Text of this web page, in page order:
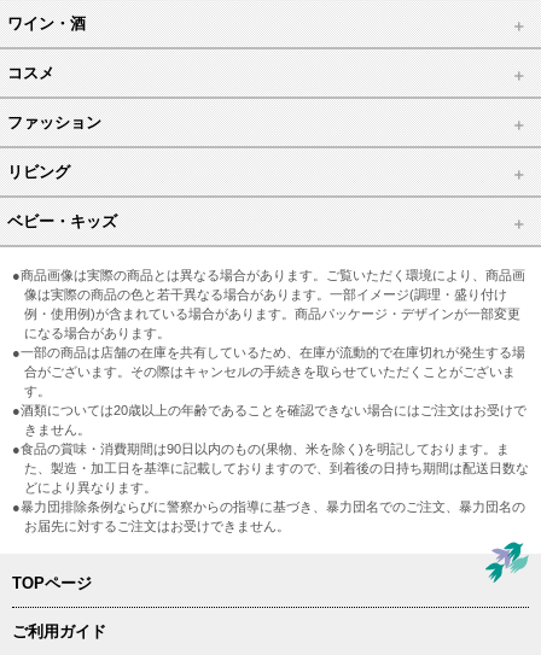
ワイン・酒
コスメ
ファッション
リビング
ベビー・キッズ
●商品画像は実際の商品とは異なる場合があります。ご覧いただく環境により、商品画
像は実際の商品の色と若干異なる場合があります。一部イメージ(調理・盛り付け
例・使用例)が含まれている場合があります。商品パッケージ・デザインが一部変更
になる場合があります。
●一部の商品は店舗の在庫を共有しているため、在庫が流動的で在庫切れが発生する場
合がございます。その際はキャンセルの手続きを取らせていただくことがございま
す。
●酒類については20歳以上の年齢であることを確認できない場合にはご注文はお受けで
きません。
●食品の賞味・消費期間は90日以内のもの(果物、米を除く)を明記しております。ま
た、製造・加工日を基準に記載しておりますので、到着後の日持ち期間は配送日数な
どにより異なります。
●暴力団排除条例ならびに警察からの指導に基づき、暴力団名でのご注文、暴力団名の
お届先に対するご注文はお受けできません。
TOPページ
ご利用ガイド